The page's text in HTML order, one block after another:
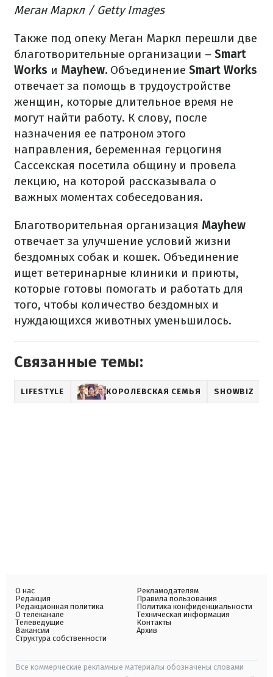
Меган Маркл / Getty Images
Также под опеку Меган Маркл перешли две
благотворительные организации – Smart
Works и Mayhew. Объединение Smart Works
отвечает за помощь в трудоустройстве
женщин, которые длительное время не
могут найти работу. К слову, после
назначения ее патроном этого
направления, беременная герцогиня
Сассекская посетила общину и провела
лекцию, на которой рассказывала о
важных моментах собеседования.
Благотворительная организация Mayhew
отвечает за улучшение условий жизни
бездомных собак и кошек. Объединение
ищет ветеринарные клиники и приюты,
которые готовы помогать и работать для
того, чтобы количество бездомных и
нуждающихся животных уменьшилось.
Связанные темы:
LIFESTYLE КОРОЛЕВСКАЯ СЕМЬЯ SHOWBIZ
О нас
Редакция
Редакционная политика
О телеканале
Телеведущие
Вакансии
Структура собственности
Рекламодателям
Правила пользования
Политика конфиденциальности
Техническая информация
Контакты
Архив
Все коммерческие рекламные материалы обозначены словами